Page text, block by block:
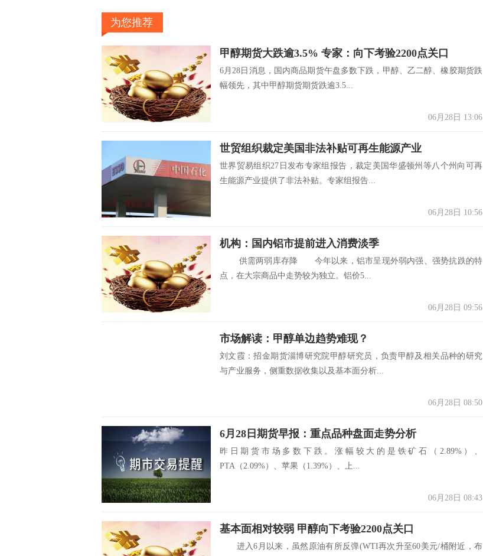
为您推荐
甲醇期货大跌逾3.5% 专家：向下考验2200点关口
6月28日消息，国内商品期货午盘多数下跌，甲醇、乙二醇、橡胶期货跌
幅领先，其中甲醇期货期货跌逾3.5...
06月28日 13:06
世贸组织裁定美国非法补贴可再生能源产业
世界贸易组织27日发布专家组报告，裁定美国华盛顿州等八个州向可再
生能源产业提供了非法补贴。专家组报告...
06月28日 10:56
机构：国内铝市提前进入消费淡季
供需两弱库存降 今年以来，铝市呈现外弱内强、强势抗跌的特
点，在大宗商品中走势较为独立。铝价5...
06月28日 09:56
市场解读：甲醇单边趋势难现？
刘文霞：招金期货淄博研究院甲醇研究员，负责甲醇及相关品种的研究
与产业服务，侧重数据收集以及基本面分析...
06月28日 08:50
6月28日期货早报：重点品种盘面走势分析
昨日期货市场多数下跌。涨幅较大的是铁矿石（2.89%）、
PTA（2.09%）、苹果（1.39%）、上...
06月28日 08:43
基本面相对较弱 甲醇向下考验2200点关口
进入6月以来，虽然原油有所反弹(WTI再次升至60美元/桶附近，布